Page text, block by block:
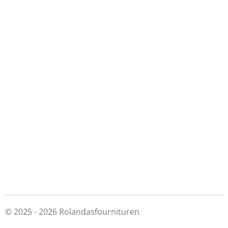
© 2025 - 2026 Rolandasfournituren